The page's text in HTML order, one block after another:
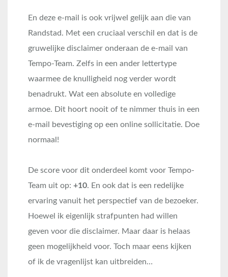
En deze e-mail is ook vrijwel gelijk aan die van
Randstad. Met een cruciaal verschil en dat is de
gruwelijke disclaimer onderaan de e-mail van
Tempo-Team. Zelfs in een ander lettertype
waarmee de knulligheid nog verder wordt
benadrukt. Wat een absolute en volledige
armoe. Dit hoort nooit of te nimmer thuis in een
e-mail bevestiging op een online sollicitatie. Doe
normaal!
De score voor dit onderdeel komt voor Tempo-
Team uit op: +10. En ook dat is een redelijke
ervaring vanuit het perspectief van de bezoeker.
Hoewel ik eigenlijk strafpunten had willen
geven voor die disclaimer. Maar daar is helaas
geen mogelijkheid voor. Toch maar eens kijken
of ik de vragenlijst kan uitbreiden…